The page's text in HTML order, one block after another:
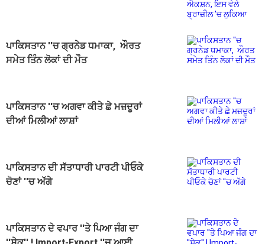
ਪਾਕਿਸਤਾਨ ''ਚ ਗ੍ਰਨੇਡ ਧਮਾਕਾ, ਔਰਤ
ਸਮੇਤ ਤਿੰਨ ਲੋਕਾਂ ਦੀ ਮੌਤ
ਪਾਕਿਸਤਾਨ ''ਚ ਅਗਵਾ ਕੀਤੇ ਛੇ ਮਜ਼ਦੂਰਾਂ
ਦੀਆਂ ਮਿਲੀਆਂ ਲਾਸ਼ਾਂ
ਪਾਕਿਸਤਾਨ ਦੀ ਸੱਤਾਧਾਰੀ ਪਾਰਟੀ ਪੀਓਕੇ
ਚੋਣਾਂ ''ਚ ਅੱਗੇ
ਪਾਕਿਸਤਾਨ ਦੇ ਵਪਾਰ ''ਤੇ ਪਿਆ ਜੰਗ ਦਾ